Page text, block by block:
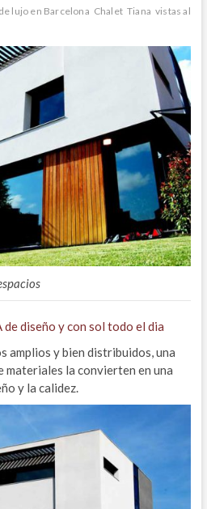
lujo en Barcelona Chalet Tiana vistas al
de diseño y con sol todo el dia
amplios y bien distribuidos, una
materiales la convierten en una
y la calidez.